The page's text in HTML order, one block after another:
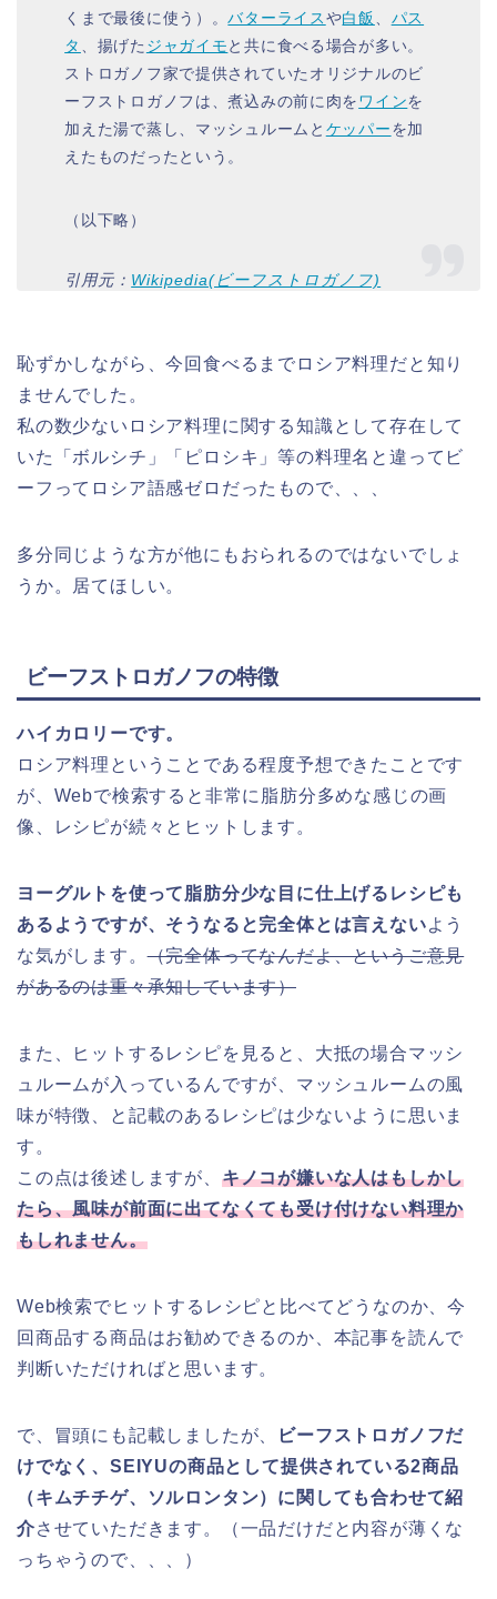
くまで最後に使う）。バターライスや白飯
パス
タ
、揚げた ジャガイモと共に食べる場合が多い。
ストロガノフ家で提供されていたオリジナルのビ
ーフストロガノフは、煮込みの前に肉をワインを
加えた湯で蒸し、マッシュルームと ケッパーを加
えたものだったという。
（以下略）
引用元： Wikipedia(ビーフストロガノフ)
恥ずかしながら、今回食べるまでロシア料理だと知り
ませんでした。
私の数少ないロシア料理に関する知識として存在して
いた「ボルシチ」「ピロシキ」等の料理名と違ってビ
ーフってロシア語感ゼロだったもので、、、
多分同じような方が他にもおられるのではないでしょ
うか。居てほしい。
ビーフストロガノフの特徴
ハイカロリーです。
ロシア料理ということである程度予想できたことです
が、Webで検索すると非常に脂肪分多めな感じの画
像、レシピが続々とヒットします。
ヨーグルトを使って脂肪分少な目に仕上げるレシピも
あるようですが、そうなると完全体とは言えないよう
な気がします。（完全体ってなんだよ、というご意見
があるのは重々承知しています）
また、ヒットするレシピを見ると、大抵の場合マッシ
ュルームが入っているんですが、マッシュルームの風
味が特徴、と記載のあるレシピは少ないように思いま
す。
この点は後述しますが、 キノコが嫌いな人はもしかし
たら、風味が前面に出てなくても受け付けない料理か
もしれません。
Web検索でヒットするレシピと比べてどうなのか、今
回商品する商品はお勧めできるのか、本記事を読んで
判断いただければと思います。
で、冒頭にも記載しましたが、
ビーフストロガノフだ
けでなく、SEIYUの商品として提供されている2商品
（キムチチゲ、ソルロンタン）に関しても合わせて紹
介させていただきます。（一品だけだと内容が薄くな
っちゃうので、、、）